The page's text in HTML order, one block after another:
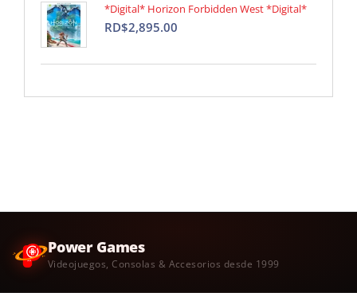
*Digital* Horizon Forbidden West *Digital*
RD$2,895.00
Power Games
Videojuegos, Consolas & Accesorios desde 1999